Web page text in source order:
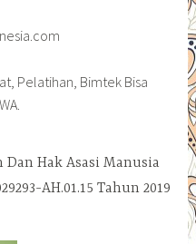
Pelatihan, Bimtek Bisa
Hak Asasi Manusia
AH.01.15 Tahun 2019